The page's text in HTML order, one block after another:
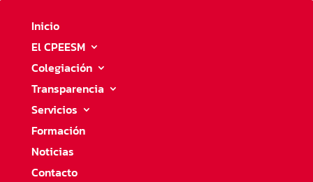
Inicio
El CPEESM
Colegiación
Transparencia
Servicios
Formación
Noticias
Contacto